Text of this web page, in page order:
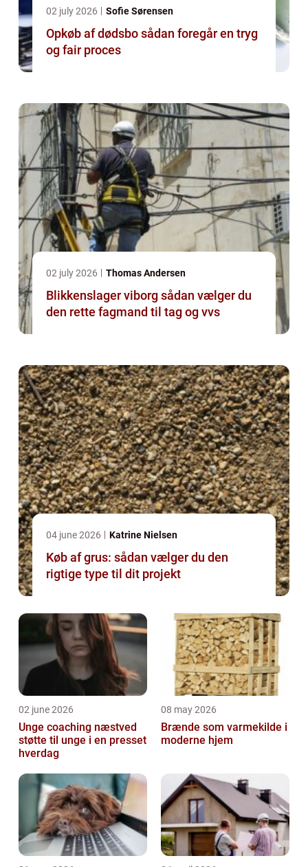
02 july 2026 Sofie Sørensen
Opkøb af dødsbo sådan foregår en tryg
og fair proces
02 july 2026 Thomas Andersen
Blikkenslager viborg sådan vælger du
den rette fagmand til tag og vvs
04 june 2026 Katrine Nielsen
Køb af grus: sådan vælger du den
rigtige type til dit projekt
02 june 2026
Unge coaching næstved
støtte til unge i en presset
hverdag
08 may 2026
Brænde som varmekilde i
moderne hjem